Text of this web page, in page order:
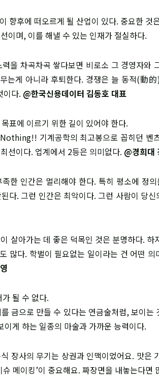
향후에 떠오르게 될 산업이 있다. 중요한 것
이며, 이를 해낼 수 있는 인재가 절실하다.
을 차곡차곡 쌓다보면 비로소 그 경영자와
는게 아니라 후퇴한다. 경쟁은 늘 동적(動
이다. @한국신용데이터 김동호 대표
표에 이르기 위한 길이 있어야 한다.
기계공학의 최고봉으로 꼽히던 벤
선이다. 업계에서 2등은 의미없다. @경희대
한 인간은 멀리해야 한다. 특히 평소에 정
다. 그런 인간은 최악이다. 그런 사람이 당
살아가는 데 좋은 덕목인 것은 분명하다.
많다. 학벌이 필요없는 일이라는 건 어떤
될 수 없다.
금으로 만들 수 있다는 연금술처럼, 보이는
게 하는 일종의 마술과 가까운 능력이다.
장사의 무기는 상권과 인맥이었어요. 맛은
메이킹’이 중요해요. 짜장면을 내놓는다면